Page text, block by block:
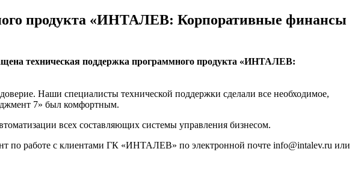
продукта «ИНТАЛЕВ: Корпоративные финансы
техническая поддержка программного продукта «ИНТАЛЕВ:
Наши специалисты технической поддержки сделали все необходимое,
7» был комфортным.
всех составляющих системы управления бизнесом.
по работе с клиентами ГК «ИНТАЛЕВ» по электронной почте info@intalev.ru или